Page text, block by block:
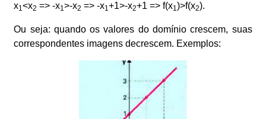
x1<x2 => -x1>-x2 => -x1+1>-x2+1 => f(x1)>f(x2).
Ou seja: quando os valores do domínio crescem, suas
correspondentes imagens decrescem. Exemplos: